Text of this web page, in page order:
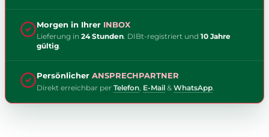
Morgen in Ihrer INBOX
Lieferung in24 Stunden . DIBt-registriert und10 Jahre
gültig
PersönlicherANSPRECHPARTNER
Direkt erreichbar perTelefon E-Mail &WhatsApp